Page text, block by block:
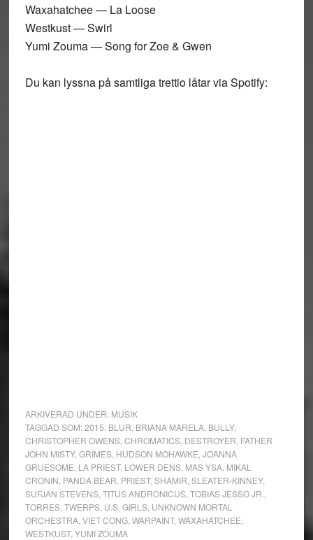
Waxahatchee — La Loose
Westkust — Swirl
Yumi Zouma — Song for Zoe & Gwen
Du kan lyssna på samtliga trettio låtar via Spotify:
ARKIVERAD UNDER: MUSIK
TAGGAD SOM:2015 BLUR BRIANA MARELA, BULLY,
CHRISTOPHER OWENS, CHROMATICS, DESTROYER FATHER
JOHN MISTY, GRIMES, HUDSON MOHAWKE JOANNA
GRUESOME LA PRIEST, LOWER DENS, MAS YSA, MIKAL
CRONIN PANDA BEAR PRIEST, SHAMIR SLEATER-KINNEY,
SUFJAN STEVENS, TITUS ANDRONICUS, TOBIAS JESSO JR.
TORRES, TWERPS, U.S. GIRLS, UNKNOWN MORTAL
ORCHESTRA, VIET CONG, WARPAINT, WAXAHATCHEE
WESTKUST, YUMI ZOUMA